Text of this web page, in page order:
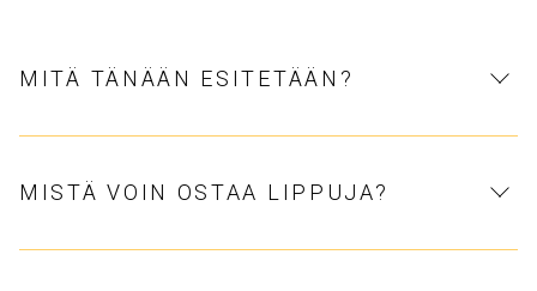
MITÄ TÄNÄÄN ESITETÄÄN?
MISTÄ VOIN OSTAA LIPPUJA?